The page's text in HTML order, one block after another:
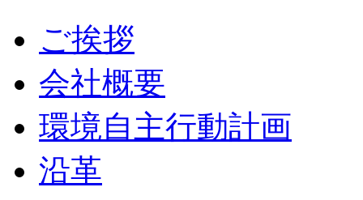
ご挨拶
会社概要
環境自主行動計画
沿革